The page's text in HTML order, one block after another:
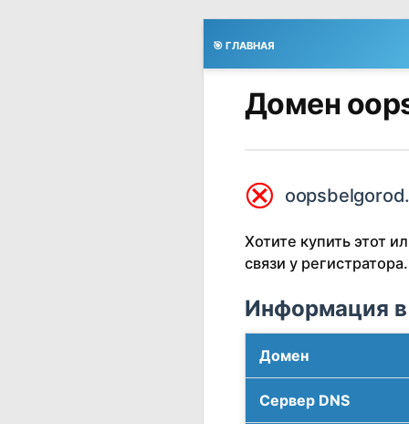
🎯 ГЛАВНАЯ
Домен
⮿
Хотите купить этот
связи у регистратора.
Информация в
Домен
Сервер DNS